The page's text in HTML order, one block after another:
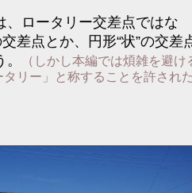
、ロータリー交差点ではな
差点とか、円形“状”の交差
（しかし本編では煩雑を避け
リー」と称することを許され